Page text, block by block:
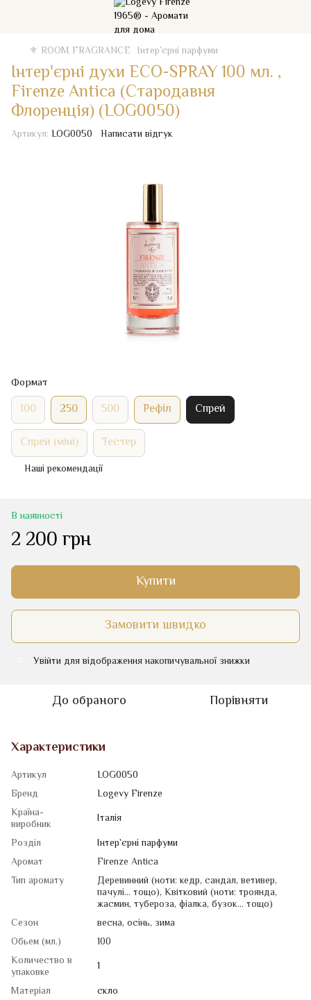
⚜️ ROOM FRAGRANCE Iнтер`єрні парфуми
Інтер'єрні духи ECO-SPRAY 100 мл. ,
Firenze Antica (Стародавня
Флоренція) (LOG0050)
Артикул: LOG0050 Написати відгук
Формат
100 250 500 Рефіл
Спрей
Спрей (міні)
Тестер
Наші рекомендації
В наявності
2 200 грн
Купити
Замовити швидко
Увійти для відображення накопичувальної знижки
До обраного Порівняти
Характеристики
Артикул
LOG0050
Бренд
Logevy Firenze
Країна-
виробник
Італія
Розділ
Iнтер`єрні парфуми
Аромат
Firenze Antica
Тип аромату
Деревинний (ноти: кедр, сандал, ветивер,
пачулі... тощо), Квiтковий (ноти: троянда,
жасмин, тубероза, фіалка, бузок... тощо)
Сезон
весна, осінь, зима
Обьем (мл.)
100
Количество в
упаковке
1
Матеріал
скло